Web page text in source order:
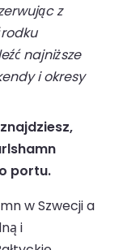
z
najniższe
i okresy
portu.
w Szwecji a
i